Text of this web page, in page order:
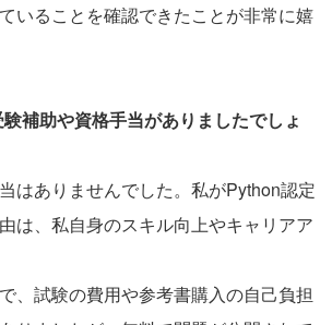
いることを確認できたことが非常に嬉
補助や資格手当がありましたでしょ
はありませんでした。私がPython認定
は、私自身のスキル向上やキャリアア
、試験の費用や参考書購入の自己負担